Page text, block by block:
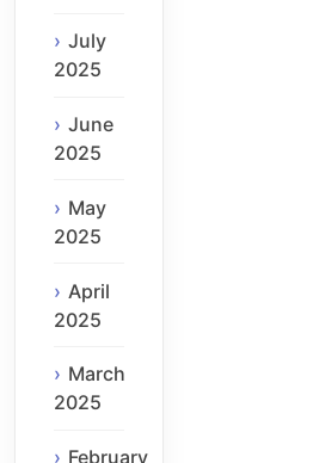
July
2025
June
2025
May
2025
April
2025
March
2025
February